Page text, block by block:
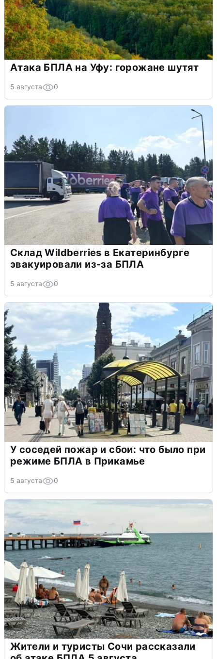
Атака БПЛА на Уфу: горожане шутят
5 августа 0
Склад Wildberries в Екатеринбурге
эвакуировали из-за БПЛА
5 августа 0
У соседей пожар и сбои: что было при
режиме БПЛА в Прикамье
5 августа 0
Жители и туристы Сочи рассказали